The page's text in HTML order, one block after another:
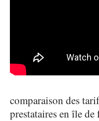
comparaison des
prestataires en île de